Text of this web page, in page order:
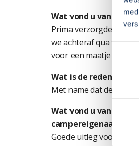
Wat vond u van de
Prima verzorgde
we achteraf qua
voor een maatje kleiner.
Wat is de reden dat u
Met name dat deze
Wat vond u van de
campereigenaar?
Goede uitleg voor